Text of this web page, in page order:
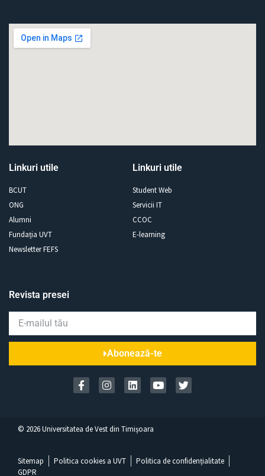
Linkuri utile
BCUT
ONG
Alumni
Fundația UVT
Newsletter FEFS
Linkuri utile
Student Web
Servicii IT
CCOC
E-learning
Revista presei
Abonează-te
© 2026Universitatea de Vest din Timișoara
Sitemap Politica cookies a UVT
Politica de confidențialitate
GDPR